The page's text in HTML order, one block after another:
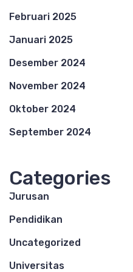
Februari 2025
Januari 2025
Desember 2024
November 2024
Oktober 2024
September 2024
Categories
Jurusan
Pendidikan
Uncategorized
Universitas